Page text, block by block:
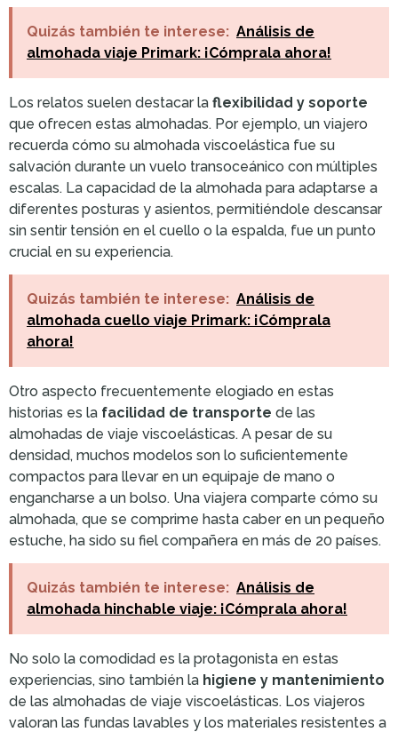
Quizás también te interese: Análisis de
almohada viaje Primark: ¡Cómprala ahora!
Los relatos suelen destacar la flexibilidad y soporte
que ofrecen estas almohadas. Por ejemplo, un viajero
recuerda cómo su almohada viscoelástica fue su
salvación durante un vuelo transoceánico con múltiples
escalas. La capacidad de la almohada para adaptarse a
diferentes posturas y asientos, permitiéndole descansar
sin sentir tensión en el cuello o la espalda, fue un punto
crucial en su experiencia.
Quizás también te interese: Análisis de
almohada cuello viaje Primark: ¡Cómprala
ahora!
Otro aspecto frecuentemente elogiado en estas
historias es la facilidad de transporte de las
almohadas de viaje viscoelásticas. A pesar de su
densidad, muchos modelos son lo suficientemente
compactos para llevar en un equipaje de mano o
engancharse a un bolso. Una viajera comparte cómo su
almohada, que se comprime hasta caber en un pequeño
estuche, ha sido su fiel compañera en más de 20 países.
Quizás también te interese: Análisis de
almohada hinchable viaje: ¡Cómprala ahora!
No solo la comodidad es la protagonista en estas
experiencias, sino también la higiene y mantenimiento
de las almohadas de viaje viscoelásticas. Los viajeros
valoran las fundas lavables y los materiales resistentes a